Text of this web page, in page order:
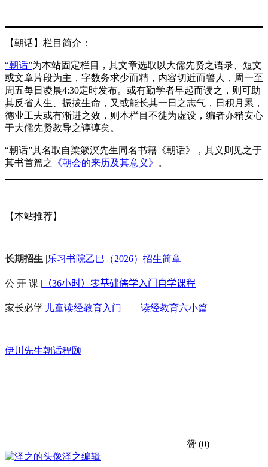
【朝话】栏目简介：
“朝话”为本站固定栏目，其文章选取以大儒先贤之语录、短文
或文章片段为主，字数务求少而精，内容切近而警人，周一至
周五每日凌晨4:30定时发布。或有勤学者早起而读之，则可助
其反省人生、振拔生命，又或能长其一日之志气，日积月累，
德业工夫或有渐进之效，则本栏目不徒为虚设，编者亦稍安心
于大儒先贤教导之谆谆矣。
“朝话”其名取自梁簌溟先生同名书籍《朝话》，其义则见之于
其书首篇之
《朝会的来历及其意义》 。
【本站推荐】
长期招生 |乐习书院乙巳（2026）招生简章
公 开 课 | （36小时）零基础儒学入门自学课程
家长必学| 儿童读经教育入门——读经教育六小篇
伊川先生朝话程颐
赞 (0)
泽之编辑